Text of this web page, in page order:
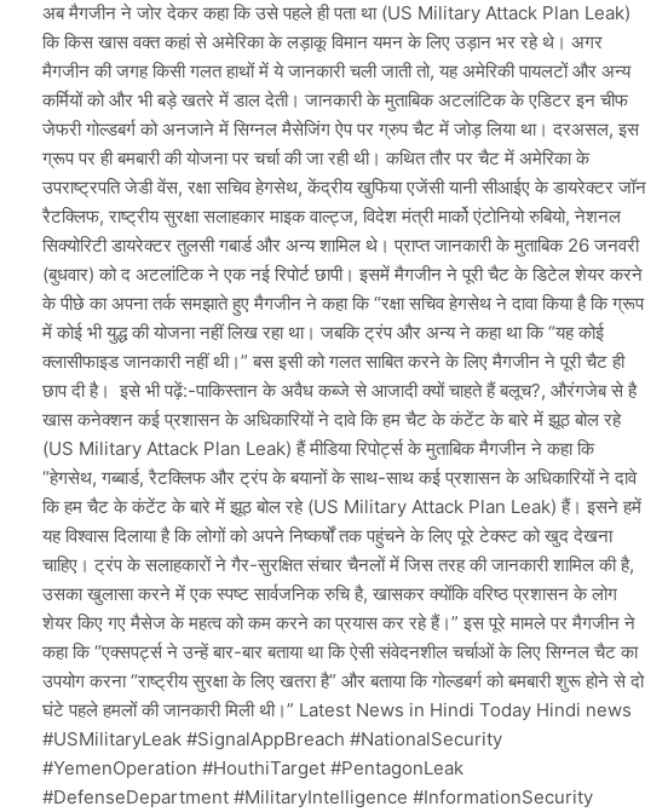
अब मैगजीन ने जोर देकर कहा कि उसे पहले ही पता था (US Military Attack Plan Leak)
कि किस खास वक्त कहां से अमेरिका के लड़ाकू विमान यमन के लिए उड़ान भर रहे थे। अगर
मैगजीन की जगह किसी गलत हाथों में ये जानकारी चली जाती तो, यह अमेरिकी पायलटों और अन्य
कर्मियों को और भी बड़े खतरे में डाल देती। जानकारी के मुताबिक अटलांटिक के एडिटर इन चीफ
जेफरी गोल्डबर्ग को अनजाने में सिग्नल मैसेजिंग ऐप पर ग्रुप चैट में जोड़ लिया था। दरअसल, इस
ग्रूप पर ही बमबारी की योजना पर चर्चा की जा रही थी। कथित तौर पर चैट में अमेरिका के
उपराष्ट्रपति जेडी वेंस, रक्षा सचिव हेगसेथ, केंद्रीय खुफिया एजेंसी यानी सीआईए के डायरेक्टर जॉन
रैटक्लिफ, राष्ट्रीय सुरक्षा सलाहकार माइक वाल्ट्ज, विदेश मंत्री मार्को एंटोनियो रुबियो, नेशनल
सिक्योरिटी डायरेक्टर तुलसी गबार्ड और अन्य शामिल थे। प्राप्त जानकारी के मुताबिक 26 जनवरी
(बुधवार) को द अटलांटिक ने एक नई रिपोर्ट छापी। इसमें मैगजीन ने पूरी चैट के डिटेल शेयर करने
के पीछे का अपना तर्क समझाते हुए मैगजीन ने कहा कि “रक्षा सचिव हेगसेथ ने दावा किया है कि ग्रूप
में कोई भी युद्ध की योजना नहीं लिख रहा था। जबकि ट्रंप और अन्य ने कहा था कि “यह कोई
क्लासीफाइड जानकारी नहीं थी।” बस इसी को गलत साबित करने के लिए मैगजीन ने पूरी चैट ही
छाप दी है। इसे भी पढ़ें:-पाकिस्तान के अवैध कब्जे से आजादी क्यों चाहते हैं बलूच?, औरंगजेब से है
खास कनेक्शन कई प्रशासन के अधिकारियों ने दावे कि हम चैट के कंटेंट के बारे में झूठ बोल रहे
(US Military Attack Plan Leak) हैं मीडिया रिपोर्ट्स के मुताबिक मैगजीन ने कहा कि
“हेगसेथ, गब्बार्ड, रैटक्लिफ और ट्रंप के बयानों के साथ-साथ कई प्रशासन के अधिकारियों ने दावे
कि हम चैट के कंटेंट के बारे में झूठ बोल रहे (US Military Attack Plan Leak) हैं। इसने हमें
यह विश्वास दिलाया है कि लोगों को अपने निष्कर्षों तक पहुंचने के लिए पूरे टेक्स्ट को खुद देखना
चाहिए। ट्रंप के सलाहकारों ने गैर-सुरक्षित संचार चैनलों में जिस तरह की जानकारी शामिल की है,
उसका खुलासा करने में एक स्पष्ट सार्वजनिक रुचि है, खासकर क्योंकि वरिष्ठ प्रशासन के लोग
शेयर किए गए मैसेज के महत्व को कम करने का प्रयास कर रहे हैं।” इस पूरे मामले पर मैगजीन ने
कहा कि “एक्सपर्ट्स ने उन्हें बार-बार बताया था कि ऐसी संवेदनशील चर्चाओं के लिए सिग्नल चैट का
उपयोग करना “राष्ट्रीय सुरक्षा के लिए खतरा है” और बताया कि गोल्डबर्ग को बमबारी शुरू होने से दो
घंटे पहले हमलों की जानकारी मिली थी।” Latest News in Hindi Today Hindi news
#USMilitaryLeak #SignalAppBreach #NationalSecurity
#YemenOperation #HouthiTarget #PentagonLeak
#DefenseDepartment #MilitaryIntelligence #InformationSecurity